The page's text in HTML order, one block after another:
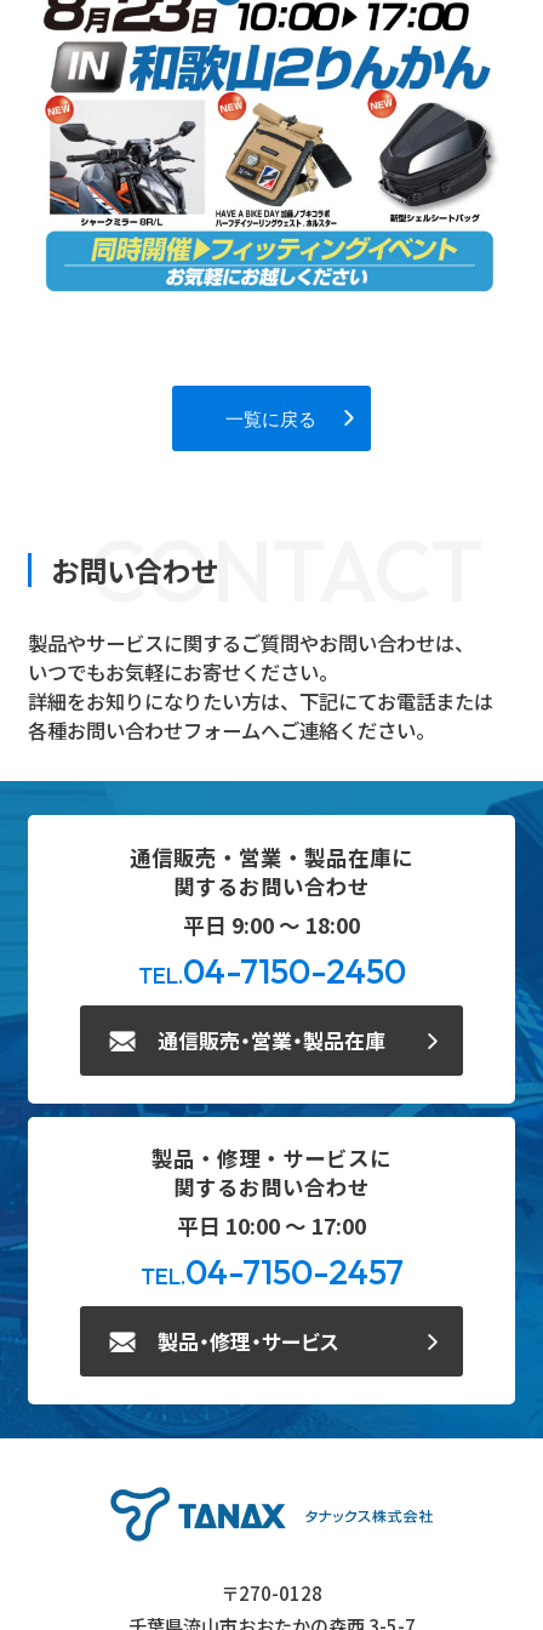
一覧に戻る
CONTACT
お問い合わせ
製品やサービスに関するご質問やお問い合わせは、
いつでもお気軽にお寄せください。
詳細をお知りになりたい方は、下記にてお電話または
各種お問い合わせフォームへご連絡ください。
通信販売・営業・製品在庫に
関するお問い合わせ
平日 9:00 ～ 18:00
TEL.04-7150-2450
通信販売・営業・製品在庫
製品・修理・サービスに
関するお問い合わせ
平日 10:00 ～ 17:00
TEL.04-7150-2457
製品・修理・サービス
〒270-0128